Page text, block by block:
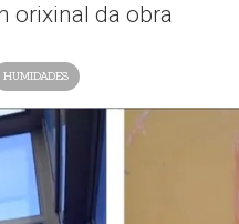
orixinal da obra
HUMIDADES